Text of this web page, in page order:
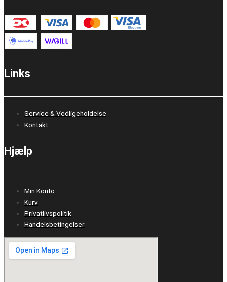
Links
Service & Vedligeholdelse
Kontakt
Hjælp
Min Konto
Kurv
Privatlivspolitik
Handelsbetingelser